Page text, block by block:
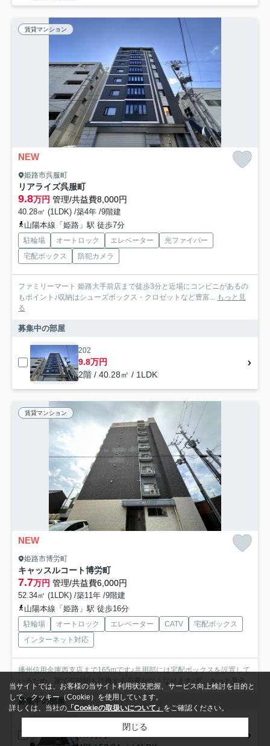
賃貸マンション
NEW
姫路市呉服町
リアライズ呉服町
9.8万円 管理/共益費8,000円
40.28㎡ (1LDK) /築4年 /9階建
山陽本線「姫路」駅 徒歩7分
駐輪場 オートロック エレベーター
光ファイバー
宅配ボックス
防犯カメラ
ファミリーマート 姫路大手前店まで徒歩3分と近場にコンビニがあるの
もポイント♪収納はシューズボックス・クロゼットなど豊富...
もっと見
る
募集中の部屋
202
9.8万円
2階 / 40.28㎡ / 1LDK
賃貸マンション
NEW
姫路市博労町
キャッスルコート博労町
7.7万円 管理/共益費6,000円
52.34㎡ (1LDK) /築11年 /9階建
山陽本線「姫路」駅 徒歩16分
駐輪場 オートロック エレベーター CATV
宅配ボックス
インターネット対応
播州信用金庫西支店まで165mです♪共用部には宅配ボックスを設置して
いるため、家で何時間も待機する必要がなくなります♪室...
もっと見る
募集中の部屋
当サイトでは、お客様の当サイト利用状況把握、サービス向上検討を目的と
して、クッキー（Cookie）を使用しています。
詳しくは、当社の 「Cookieの取扱いについて」 をご確認ください。
閉じる